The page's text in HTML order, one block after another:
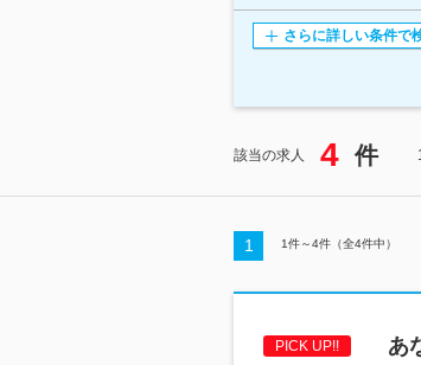
さらに詳しい条件で
該当の求人 4 件
1 1件～4件（全4件中）
PICK UP!! あ